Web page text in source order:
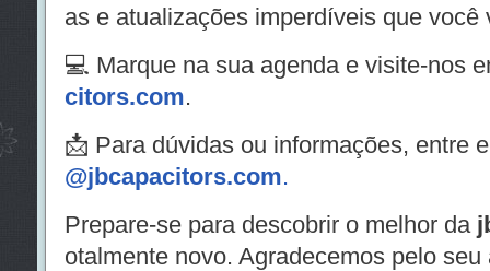
as e atualizações imperdíveis que você
💻 Marque na sua agenda e visite-nos
citors.com.
📩 Para dúvidas ou informações, entre
@jbcapacitors.com.
Prepare-se para descobrir o melhor da
otalmente novo. Agradecemos pelo